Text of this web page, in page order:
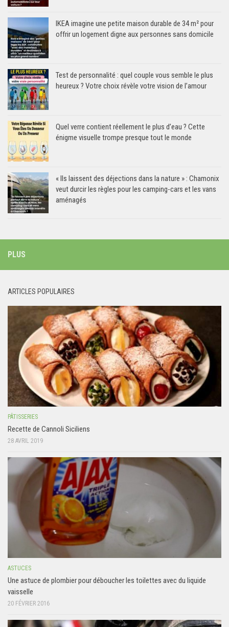
IKEA imagine une petite maison durable de 34 m² pour
offrir un logement digne aux personnes sans domicile
Test de personnalité : quel couple vous semble le plus
heureux ? Votre choix révèle votre vision de l’amour
Quel verre contient réellement le plus d’eau ? Cette
énigme visuelle trompe presque tout le monde
« Ils laissent des déjections dans la nature » : Chamonix
veut durcir les règles pour les camping-cars et les vans
aménagés
PLUS
ARTICLES POPULAIRES
PÂTISSERIES
Recette de Cannoli Siciliens
28 AVRIL 2019
ASTUCES
Une astuce de plombier pour déboucher les toilettes avec du liquide
vaisselle
20 FÉVRIER 2016